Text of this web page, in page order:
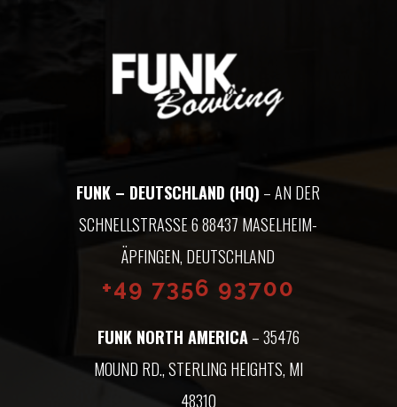
FUNK – DEUTSCHLAND (HQ) – AN DER
SCHNELLSTRASSE 6 88437 MASELHEIM-Ä
PFINGEN, DEUTSCHLAND
+49 7356 93700
FUNK NORTH AMERICA– 35476
MOUND RD., STERLING HEIGHTS, MI
48310